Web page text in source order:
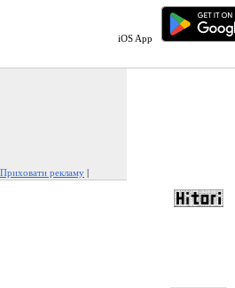
iOS App
Приховати рекламу |